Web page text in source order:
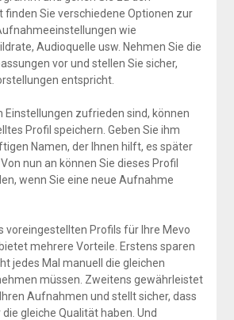
finden Sie verschiedene Optionen zur
wie
Audioquelle usw. Nehmen Sie die
vor und stellen Sie sicher,
entspricht.
Einstellungen zufrieden sind, können
Profil speichern. Geben Sie ihm
Namen, der Ihnen hilft, es später
nun an können Sie dieses Profil
wenn Sie eine neue Aufnahme
voreingestellten Profils für Ihre Mevo
mehrere Vorteile. Erstens sparen
jedes Mal manuell die gleichen
müssen. Zweitens gewährleistet
Aufnahmen und stellt sicher, dass
die gleiche Qualität haben. Und